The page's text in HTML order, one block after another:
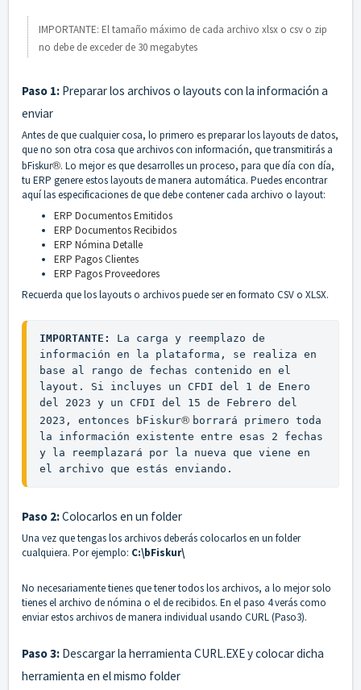
IMPORTANTE: El tamaño máximo de cada archivo xlsx o csv o zip
no debe de exceder de 30 megabytes
Paso 1: Preparar los archivos o layouts con la información a
enviar
Antes de que cualquier cosa, lo primero es preparar los layouts de datos,
que no son otra cosa que archivos con información, que transmitirás a
bFiskur®︎. Lo mejor es que desarrolles un proceso, para que día con día,
tu ERP genere estos layouts de manera automática. Puedes encontrar
aquí las especificaciones de que debe contener cada archivo o layout:
ERP Documentos Emitidos
ERP Documentos Recibidos
ERP Nómina Detalle
ERP Pagos Clientes
ERP Pagos Proveedores
Recuerda que los layouts o archivos puede ser en formato CSV o XLSX.
IMPORTANTE:
La carga y reemplazo de
información en la plataforma, se realiza en
base al rango de fechas contenido en el
layout. Si incluyes un CFDI del 1 de Enero
del 2023 y un CFDI del 15 de Febrero del
2023, entonces bFiskur® borrará primero toda
la información existente entre esas 2 fechas
y la reemplazará por la nueva que viene en
el archivo que estás enviando.
Paso 2:Colocarlos en un folder
Una vez que tengas los archivos deberás colocarlos en un folder
cualquiera. Por ejemplo: C:\bFiskur\
No necesariamente tienes que tener todos los archivos, a lo mejor solo
tienes el archivo de nómina o el de recibidos. En el paso 4 verás como
enviar estos archivos de manera individual usando CURL (Paso3).
Paso 3: Descargar la herramienta CURL.EXE y colocar dicha
herramienta en el mismo folder